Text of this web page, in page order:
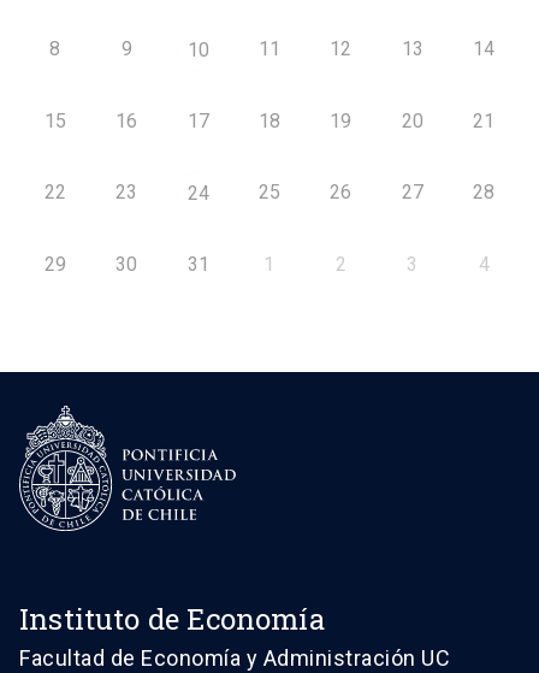
8 9 10 11 12 13 14
15 16 17 18 19 20 21
22 23 24 25 26 27 28
29 30 31 1 2 3 4
Instituto de Economía
Facultad de Economía y Administración UC